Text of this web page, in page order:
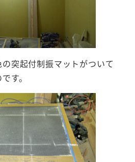
突起付制振マットがついて
す。